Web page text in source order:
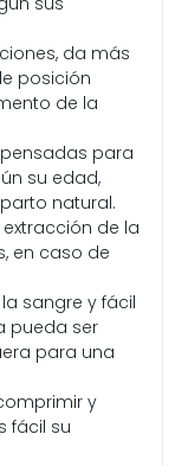
da más
posición
de la
para
su edad,
natural.
extracción de la
en caso de
sangre y fácil
pueda ser
para una
y
fácil su